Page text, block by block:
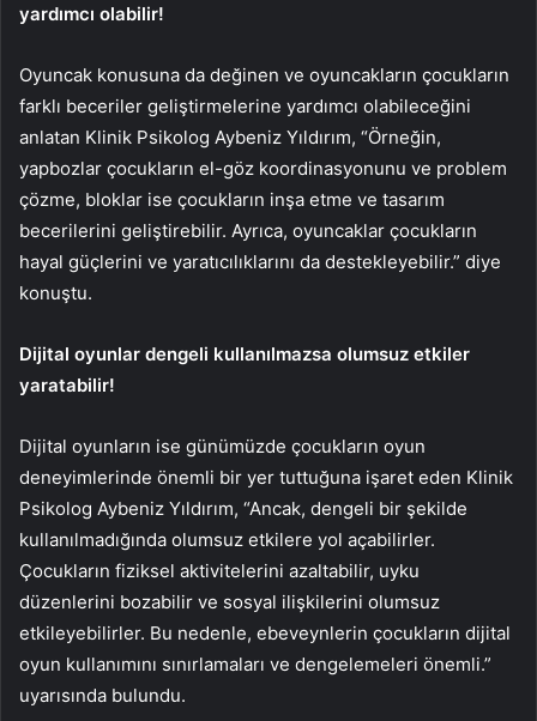
yardımcı olabilir!
Oyuncak konusuna da değinen ve oyuncakların çocukların
farklı beceriler geliştirmelerine yardımcı olabileceğini
anlatan Klinik Psikolog Aybeniz Yıldırım, “Örneğin,
yapbozlar çocukların el-göz koordinasyonunu ve problem
çözme, bloklar ise çocukların inşa etme ve tasarım
becerilerini geliştirebilir. Ayrıca, oyuncaklar çocukların
hayal güçlerini ve yaratıcılıklarını da destekleyebilir.” diye
konuştu.
Dijital oyunlar dengeli kullanılmazsa olumsuz etkiler
yaratabilir!
Dijital oyunların ise günümüzde çocukların oyun
deneyimlerinde önemli bir yer tuttuğuna işaret eden Klinik
Psikolog Aybeniz Yıldırım, “Ancak, dengeli bir şekilde
kullanılmadığında olumsuz etkilere yol açabilirler.
Çocukların fiziksel aktivitelerini azaltabilir, uyku
düzenlerini bozabilir ve sosyal ilişkilerini olumsuz
etkileyebilirler. Bu nedenle, ebeveynlerin çocukların dijital
oyun kullanımını sınırlamaları ve dengelemeleri önemli.”
uyarısında bulundu.